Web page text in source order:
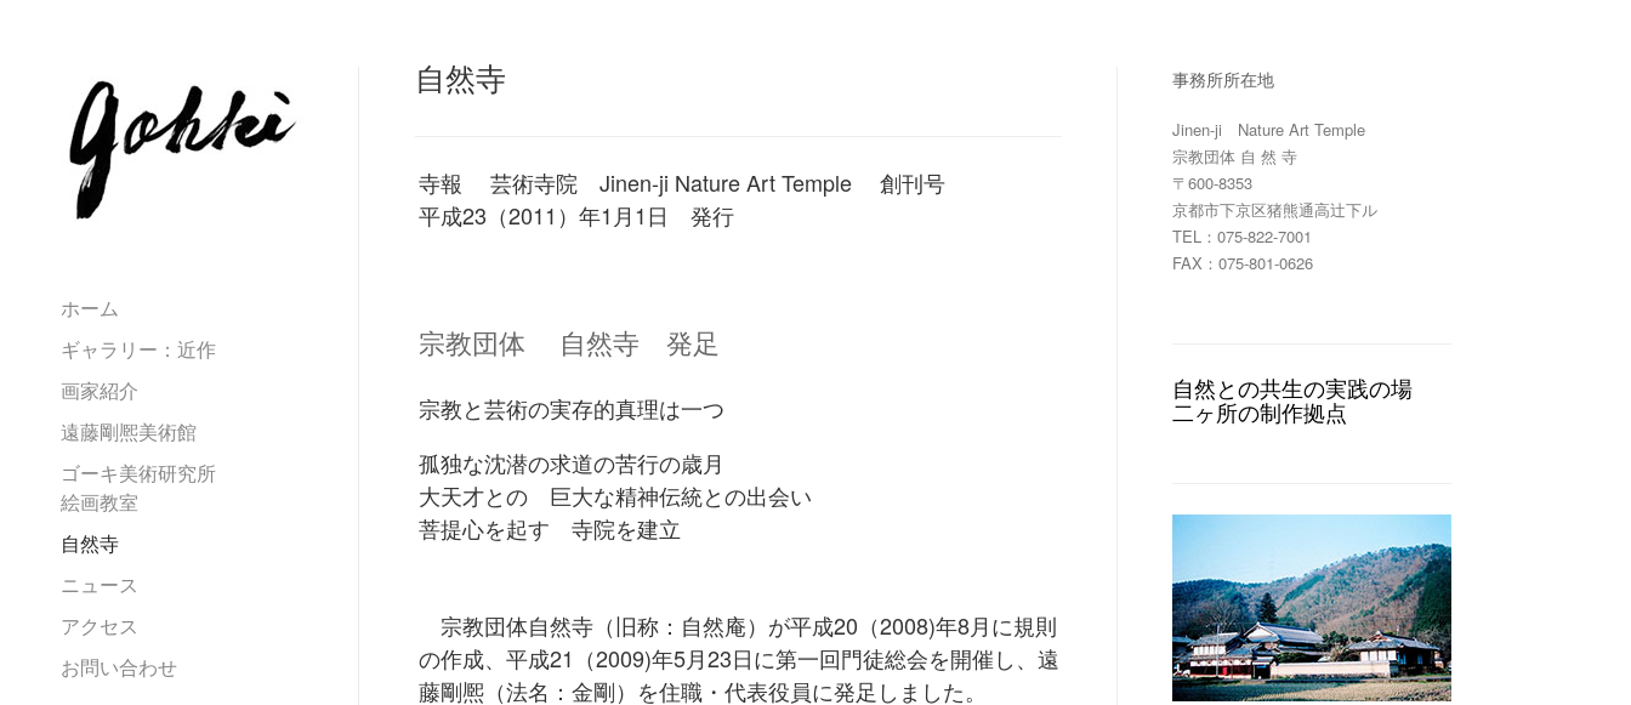
ホーム
ギャラリー：近作
画家紹介
遠藤剛熈美術館
ゴーキ美術研究所
絵画教室
自然寺
ニュース
アクセス
お問い合わせ
自然寺
寺報 芸術寺院 Jinen-ji Nature Art Temple 創刊号
平成23（2011）年1月1日 発行
宗教団体 自然寺 発足
宗教と芸術の実存的真理は一つ
孤独な沈潜の求道の苦行の歳月
大天才との 巨大な精神伝統との出会い
菩提心を起す 寺院を建立
宗教団体自然寺（旧称：自然庵）が平成20（2008)年8月に規則
の作成、平成21（2009)年5月23日に第一回門徒総会を開催し、遠
藤剛熈（法名：金剛）を住職・代表役員に発足しました。
事務所所在地
Jinen-ji Nature Art Temple
宗教団体 自 然 寺
〒600-8353
京都市下京区猪熊通高辻下ル
TEL：075-822-7001
FAX：075-801-0626
自然との共生の実践の場
二ヶ所の制作拠点